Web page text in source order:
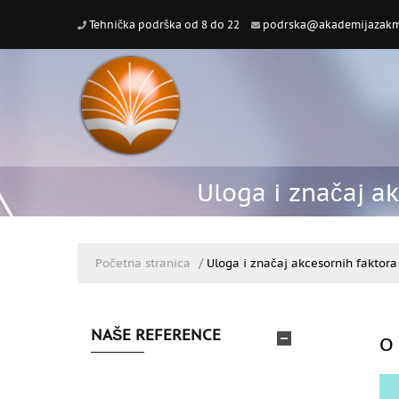
Tehnička podrška od 8 do 22
Uloga i značaj
Početna stranica ▶︎ Uloga i značaj akcesornih
O
NAŠE REFERENCE